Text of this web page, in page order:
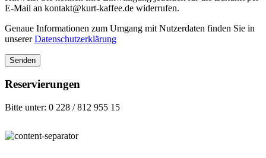
E-Mail an kontakt@kurt-kaffee.de widerrufen.
Genaue Informationen zum Umgang mit Nutzerdaten finden Sie in
unsererDatenschutzerklärung
Reservierungen
Bitte unter: 0 228 / 812 955 15